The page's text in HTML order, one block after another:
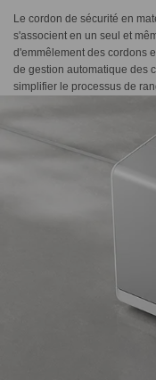
Le cordon de sécurité en
s'associent en un seul et
d'emmêlement des cordons
de gestion automatique des
simplifier le processus de